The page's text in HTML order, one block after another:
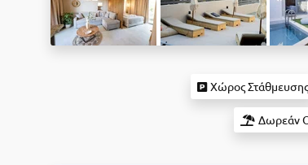
Χώρος Στάθμευσης
Δωρεάν